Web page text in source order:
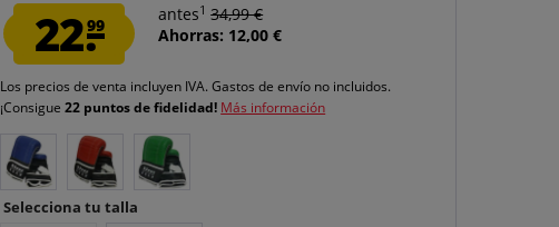
22.99
antes1 34,99 €
Ahorras: 12,00 €
Los precios de venta incluyen IVA.Gastos de envío no incluidos.
¡Consigue22 puntos de fidelidad! Más información
Selecciona tu talla